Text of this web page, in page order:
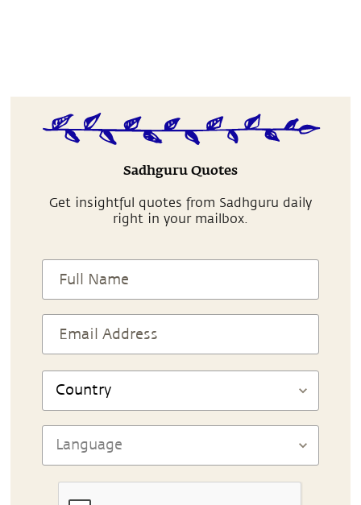
Sadhguru Quotes
Get insightful quotes from Sadhguru daily
right in your mailbox.